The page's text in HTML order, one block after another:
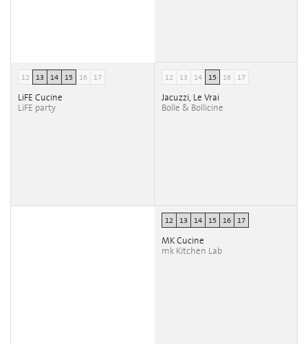
12 13 14 15 16 17
LiFE Cucine
LiFE party
12 13 14 15 16 17
Jacuzzi, Le Vrai
Bolle & Bollicine
12 13 14 15 16 17
MK Cucine
mk Kitchen Lab